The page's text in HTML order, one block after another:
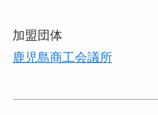
加盟団体
鹿児島商工会議所